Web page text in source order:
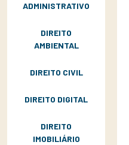
ADMINISTRATIVO
DIREITO
AMBIENTAL
DIREITO CIVIL
DIREITO DIGITAL
DIREITO
IMOBILIÁRIO